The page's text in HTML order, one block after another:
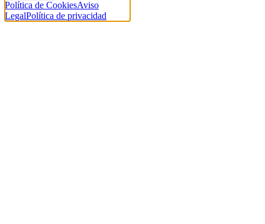
Política de CookiesAviso
LegalPolítica de privacidad